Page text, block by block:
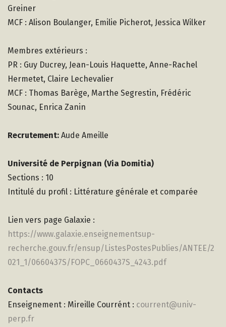
Greiner
MCF : Alison Boulanger, Emilie Picherot, Jessica Wilker
Membres extérieurs :
PR : Guy Ducrey, Jean-Louis Haquette, Anne-Rachel
Hermetet, Claire Lechevalier
MCF : Thomas Barège, Marthe Segrestin, Frédéric
Sounac, Enrica Zanin
Recrutement: Aude Ameille
Université de Perpignan (Via Domitia)
Sections : 10
Intitulé du profil : Littérature générale et comparée
Lien vers page Galaxie :
https://www.galaxie.enseignementsup-
recherche.gouv.fr/ensup/ListesPostesPublies/ANTEE/2
021_1/0660437S/FOPC_0660437S_4243.pdf
Contacts
Enseignement : Mireille Courrént : courrent@univ-
perp.fr